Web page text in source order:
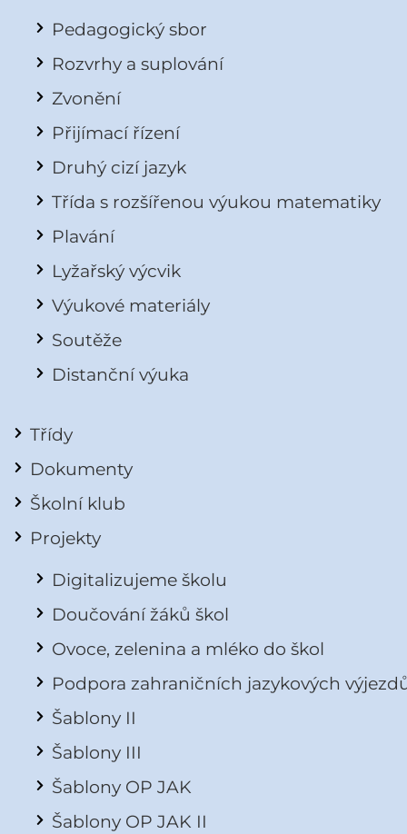
Pedagogický sbor
Rozvrhy a suplování
Zvonění
Přijímací řízení
Druhý cizí jazyk
Třída s rozšířenou výukou matematiky
Plavání
Lyžařský výcvik
Výukové materiály
Soutěže
Distanční výuka
Třídy
Dokumenty
Školní klub
Projekty
Digitalizujeme školu
Doučování žáků škol
Ovoce, zelenina a mléko do škol
Podpora zahraničních jazykových
Šablony II
Šablony III
Šablony OP JAK
Šablony OP JAK II